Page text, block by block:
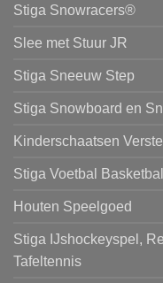
Stiga Snowracers®
Slee met Stuur JR
Stiga Sneeuw Step
Stiga Snowboard en
Kinderschaatsen
Stiga Voetbal Basketbal
Houten Speelgoed
Stiga IJshockeyspel,
Tafeltennis